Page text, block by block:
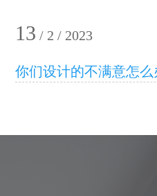
13 / 2 / 2023
你们设计的不满意怎么